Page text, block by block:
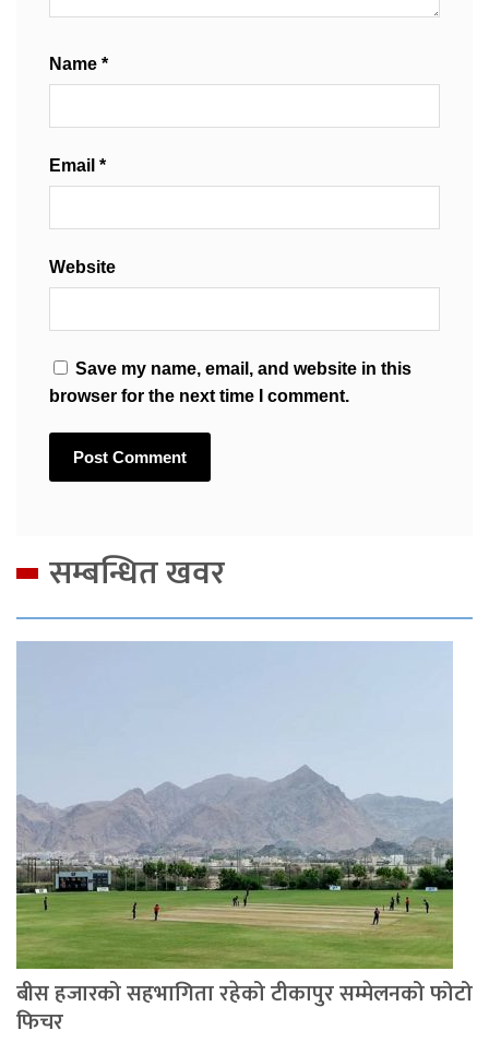
Name *
Email *
Website
Save my name, email, and website in this
browser for the next time I comment.
सम्बन्धित खवर
बीस हजारको सहभागिता रहेको टीकापुर सम्मेलनको फोटो
फिचर